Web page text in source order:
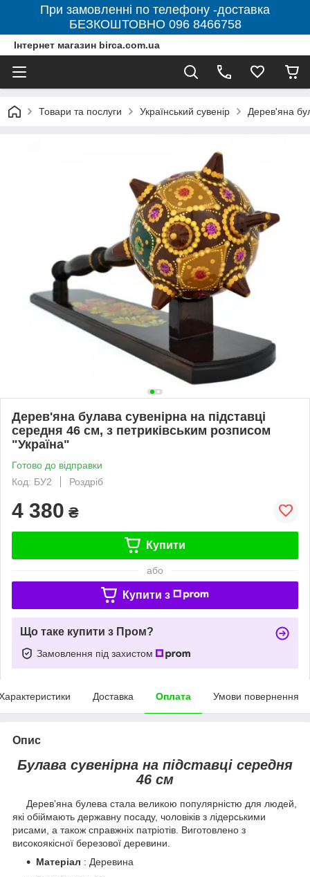
При замовленні по телефону -доставка
БЕЗКОШТОВНО 096 8466758
Інтернет магазин birca.com.ua
Товари та послуги Український сувенір Дерев'яна
Дерев'яна булава сувенірна на підставці
середня 46 см, з петриківським розписом
"Україна"
Готово до відправки
Код: БУ2
Роздріб
4 380 ₴
Купити
або
Купити з
Що таке купити з Пром?
Замовлення під захистом
Доставка Оплата Умови повернення
Опис
Булава сувенірна на підставці середня
46 см
Дерев’яна булева стала великою популярністю для людей,
які обіймають державну посаду, чоловіків з лідерськими
рисами, а також справжніх патріотів. Виготовлено з
високоякісної березової деревини.
Матеріал : Деревина